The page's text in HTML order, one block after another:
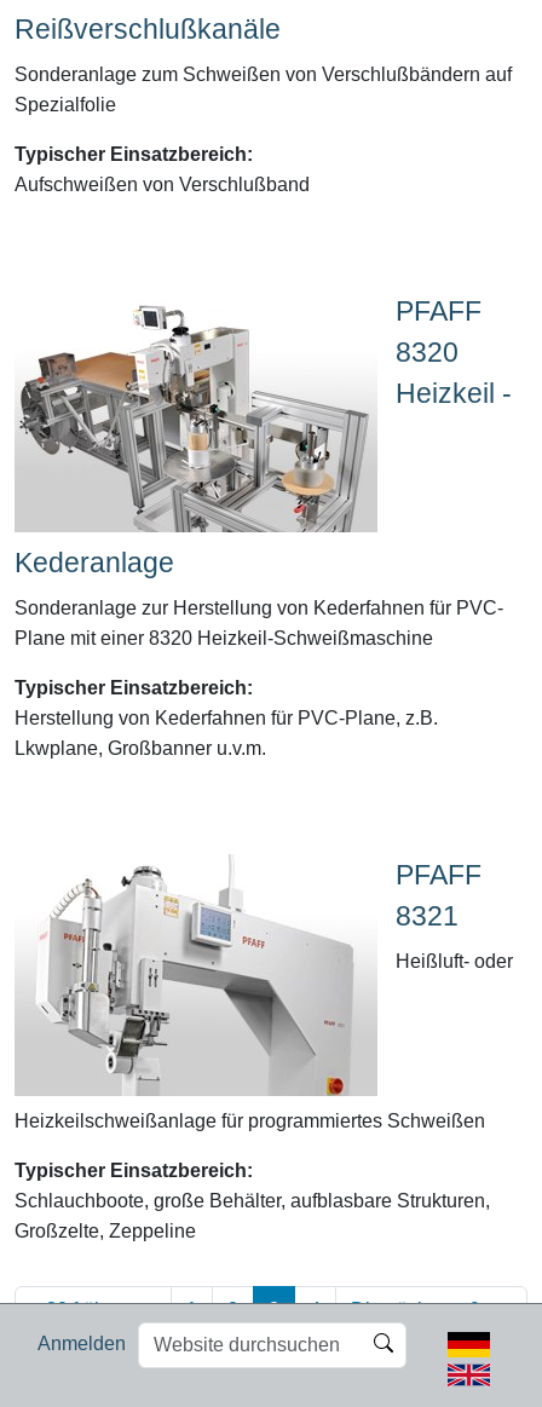
Anmelden
Website
durchsuchen
Erweiterte
Suche…
Reißverschlußkanäle
Sonderanlage zum Schweißen von Verschlußbändern auf
Spezialfolie
Typischer Einsatzbereich:
Aufschweißen von Verschlußband
PFAFF
8320
Heizkeil -
Kederanlage
Sonderanlage zur Herstellung von Kederfahnen für PVC-
Plane mit einer 8320 Heizkeil-Schweißmaschine
Typischer Einsatzbereich:
Herstellung von Kederfahnen für PVC-Plane, z.B.
Lkwplane, Großbanner u.v.m.
PFAFF
8321
Heißluft- oder
Heizkeilschweißanlage für programmiertes Schweißen
Typischer Einsatzbereich:
Schlauchboote, große Behälter, aufblasbare Strukturen,
Großzelte, Zeppeline
< 30 frühere
Inhalte
1 2
3
(aktuell)
4
Die nächsten 9
Inhalte